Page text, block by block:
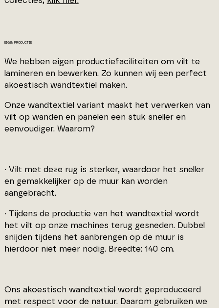
EIGEN PRODUCTIE
We hebben eigen productiefaciliteiten om vilt te
lamineren en bewerken. Zo kunnen wij een perfect
akoestisch wandtextiel maken.
Onze wandtextiel variant maakt het verwerken van
vilt op wanden en panelen een stuk sneller en
eenvoudiger. Waarom?
· Vilt met deze rug is sterker, waardoor het sneller
en gemakkelijker op de muur kan worden
aangebracht.
· Tijdens de productie van het wandtextiel wordt
het vilt op onze machines terug gesneden. Dubbel
snijden tijdens het aanbrengen op de muur is
hierdoor niet meer nodig. Breedte: 140 cm.
Ons akoestisch wandtextiel wordt geproduceerd
met respect voor de natuur. Daarom gebruiken we